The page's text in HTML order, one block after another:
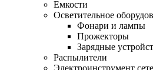
Емкости
Осветительное
Фонари и лампы
Прожекторы
Зарядные
Распылители